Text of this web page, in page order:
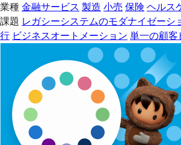
業種金融サービス 製造 小売 保険 ヘルス
課題 レガシーシステムのモダナイゼーシ
行 ビジネスオートメーション 単一の顧客